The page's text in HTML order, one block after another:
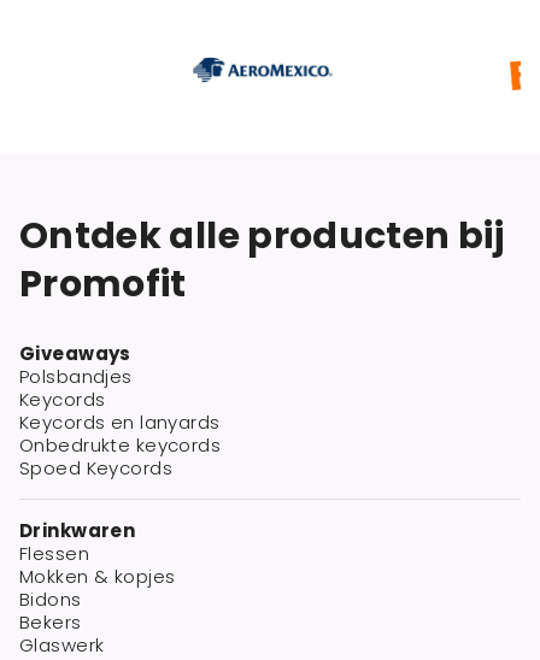
Ontdek alle producten bij
Promofit
Giveaways
Polsbandjes
Keycords
Keycords en lanyards
Onbedrukte keycords
Spoed Keycords
Drinkwaren
Flessen
Mokken & kopjes
Bidons
Bekers
Glaswerk